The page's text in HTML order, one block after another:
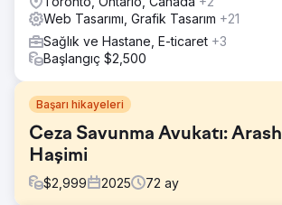
Web Tasarımı, Grafik Tasarım +21
Sağlık ve Hastane, E-ticaret +3
Başlangıç $2,500
Başarı hikayeleri
Ceza Savunma Avukatı: Arash
Haşimi
$2,999 2025 72 ay